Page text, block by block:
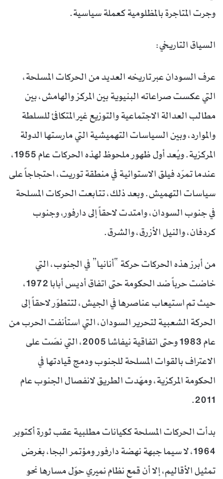
وجرت المتاجرة بالمظلومية كعملة سياسية.
السياق التاريخي:
عرف السودان عبر تاريخه العديد من الحركات المسلحة،
التي عكست صراعاته البنيوية بين المركز والهامش، بين
مطالب العدالة الاجتماعية والتوزيع غير المتكافئ للسلطة
والموارد، وبين السياسات التهميشية التي مارستها الدولة
المركزية. ويُعد أول ظهور ملحوظ لهذه الحركات عام 1955،
عندما تمرّد فيلق الاستوائية في منطقة توريت، احتجاجاً على
سياسات التهميش. وبعد ذلك، تتابعت الحركات المسلحة
في جنوب السودان، وامتدت لاحقاً إلى دارفور، وجنوب
كردفان، والنيل الأزرق، والشرق.
من أبرز هذه الحركات حركة “أنانيا” في الجنوب، التي
خاضت حرباً ضد الحكومة حتى اتفاق أديس أبابا 1972،
حيث تم استيعاب عناصرها في الجيش، لتتطوّر لاحقاً إلى
الحركة الشعبية لتحرير السودان، التي استأنفت الحرب من
عام 1983 وحتى اتفاقية نيفاشا 2005، التي نصّت على
الاعتراف بالقوات المسلحة للجنوب ودمج قيادتها في
الحكومة المركزية، ومهّدت الطريق لانفصال الجنوب عام
2011.
بدأت الحركات المسلحة ككيانات مطلبية عقب ثورة أكتوبر
1964، لا سيما جبهة نهضة دارفور ومؤتمر البجا، بغرض
تمثيل الأقاليم، إلا أن قمع نظام نميري حوّل مسارها نحو